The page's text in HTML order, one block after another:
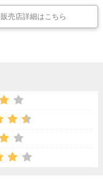
販売店詳細はこちら